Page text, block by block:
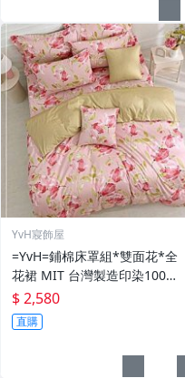
YvH寢飾屋
=YvH=鋪棉床罩組*雙面花*全
花裙 MIT 台灣製造印染100%
精梳純棉 粉色系 (訂做款)
$ 2,580
直購